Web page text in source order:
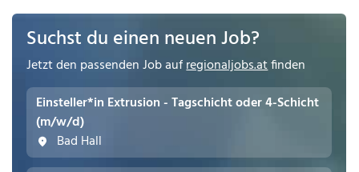
Suchst du einen neuen Job?
Jetzt den passenden Job aufregionaljobs.atfinden
Einsteller*in Extrusion - Tagschicht oder 4-Schicht
(m/w/d)
Bad Hall